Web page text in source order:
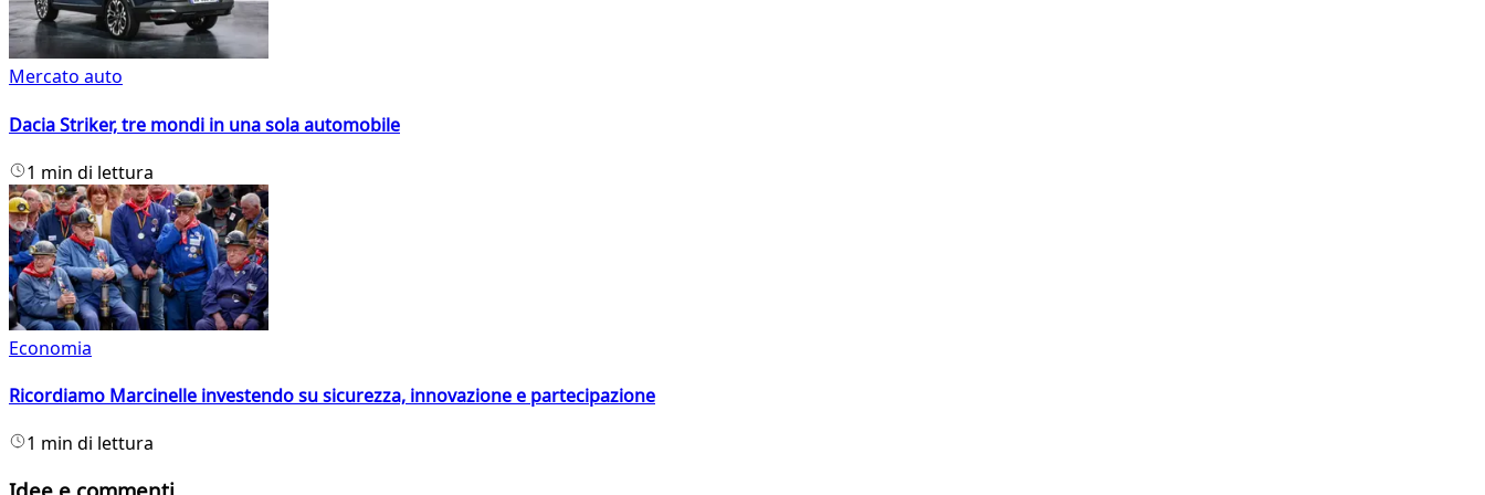
Mercato auto
Dacia Striker, tre mondi in una sola automobile
1 min di lettura
Economia
Ricordiamo Marcinelle investendo su sicurezza, innovazione e partecipazione
1 min di lettura